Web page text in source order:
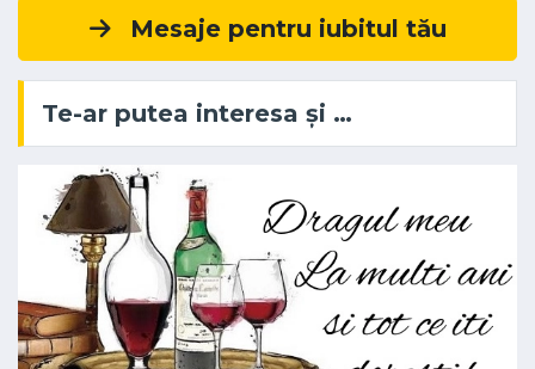
Mesaje pentru iubitul tău
Te-ar putea interesa și …